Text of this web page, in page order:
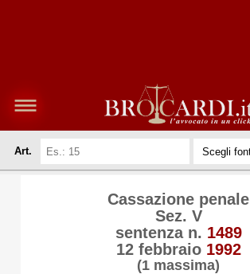
Art.
Cassazione penale
Sez. V
sentenza n. 1489
12 febbraio 1992
(1 massima)